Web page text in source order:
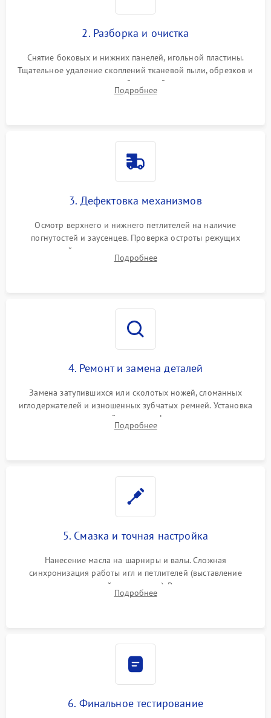
2. Разборка и очистка
Снятие боковых и нижних панелей, игольной пластины.
Тщательное удаление скоплений тканевой пыли, обрезков и
очесов из зоны петлителей и ножей с помощью жестких
кистей, пинцета и потока сжатого воздуха.
Подробнее
3. Дефектовка механизмов
Осмотр верхнего и нижнего петлителей на наличие
погнутостей и заусенцев. Проверка остроты режущих
кромок ножей, состояния приводного ремня, электромотора
и механизма дифференциальной подачи ткани.
Подробнее
4. Ремонт и замена деталей
Замена затупившихся или сколотых ножей, сломанных
иглодержателей и изношенных зубчатых ремней. Установка
новых петлителей взамен деформированных.
Восстановление контактов в педали и цепях
Подробнее
5. Смазка и точная настройка
Нанесение масла на шарниры и валы. Сложная
синхронизация работы игл и петлителей (выставление
зазоров до сотых долей миллиметра). Регулировка прижима
ножей, ширины обметки и хода дифференциального
Подробнее
6. Финальное тестирование